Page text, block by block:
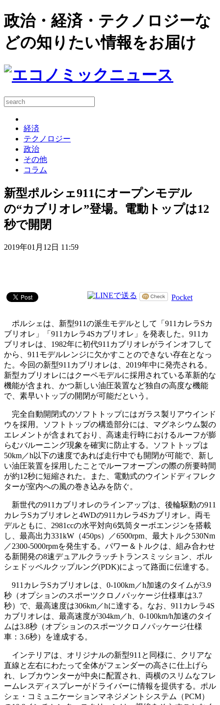
政治・経済・テクノロジーな
どの知りたい情報をお届け
経済
テクノロジー
政治
その他
コラム
新型ポルシェ911にオープンモデル
の“カブリオレ”登場。電動トップは12
秒で開閉
2019年01月12日 11:59
Pocket
ポルシェは、新型911の派生モデルとして「911カレラSカ
ブリオレ」「911カレラ4Sカブリオレ」を発表した。911カ
ブリオレは、1982年に初代911カブリオレがラインオフして
から、911モデルレンジに欠かすことのできない存在となっ
た。今回の新型911カブリオレは、2019年中に発売される。
新型カブリオレにはクーペモデルに採用されている革新的な
機能が含まれ、かつ新しい油圧装置など独自の高度な機能
で、素早いトップの開閉が可能だという。
完全自動開閉式のソフトトップにはガラス製リアウインド
ウを採用。ソフトトップの構造部分には、マグネシウム製の
エレメントが含まれており、高速走行時におけるルーフが膨
らむバルーニング現象を確実に防止する。ソフトトップは
50km／h以下の速度であれば走行中でも開閉が可能で、新し
い油圧装置を採用したことでルーフオープンの際の所要時間
が約12秒に短縮された。また、電動式のウインドディフレク
ターが室内への風の巻き込みを防ぐ。
新世代の911カブリオレのラインアップは、後輪駆動の911
カレラSカブリオレと4WDの911カレラ4Sカブリオレ。両モ
デルともに、2981ccの水平対向6気筒ターボエンジンを搭載
し、最高出力331kW（450ps）／6500rpm、最大トルク530Nm
／2300-5000rpmを発生する。パワー＆トルクは、組み合わせ
る新開発の8速デュアルクラッチトランスミッション、ポル
シェドッペルクップルング(PDK)によって路面に伝達する。
911カレラSカブリオレは、0-100km／h加速のタイムが3.9
秒（オプションのスポーツクロノパッケージ仕様車は3.7
秒）で、最高速度は306km／hに達する。なお、911カレラ4S
カブリオレは、最高速度が304km／h、0-100km/h加速のタイ
ムは3.8秒（オプションのスポーツクロノパッケージ仕様
車：3.6秒）を達成する。
インテリアは、オリジナルの新型911と同様に、クリアな
直線と左右にわたって全体がフェンダーの高さに仕上げら
れ、レブカウンターが中央に配置され、両横のスリムなフレ
ームレスディスプレーがドライバーに情報を提供する。ポル
シェ・コミュニケーションマネジメントシステム（PCM）